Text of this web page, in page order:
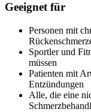
Geeignet für
Personen mit
Sportler und
müssen
Patienten mit
Entzündungen
Alle, die eine